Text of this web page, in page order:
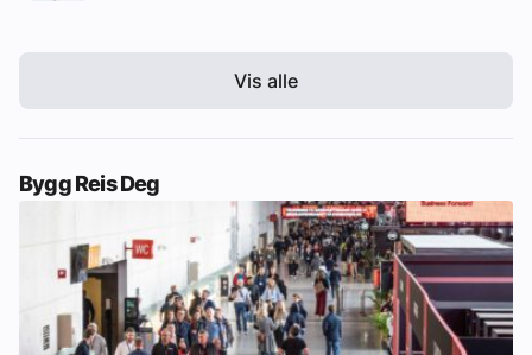
Vis alle
Bygg Reis Deg